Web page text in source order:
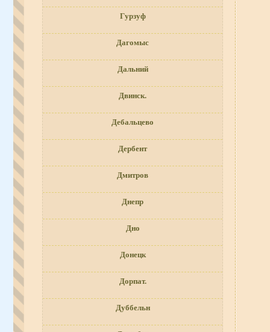
Гурзуф
Дагомыс
Дальний
Двинск.
Дебальцево
Дербент
Дмитров
Днепр
Дно
Донецк
Дорпат.
Дуббельн